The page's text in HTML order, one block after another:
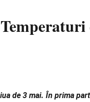
de 3 mai. În prima